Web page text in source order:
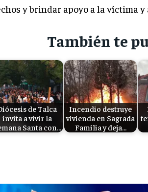
y brindar apoyo a la víctima
También te
de Talca
invita a vivir la
Santa con…
Incendio destruye
vivienda en Sagrada
Familia y deja…